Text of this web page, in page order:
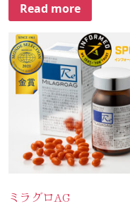
Read more
ミラグロAG